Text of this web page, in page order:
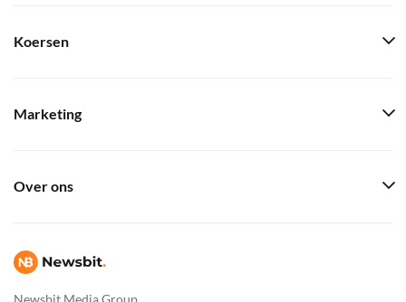
Newsbit Media Group
Koersen
Marketing
Over ons